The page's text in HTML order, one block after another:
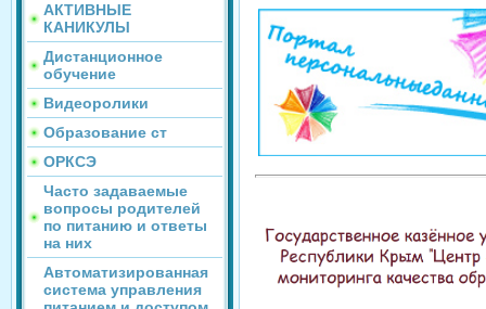
АКТИВНЫЕ
КАНИКУЛЫ
Дистанционное
обучение
Видеоролики
Образование ст
ОРКСЭ
Часто задаваемые
вопросы родителей
по питанию и ответы
на них
Автоматизированная
система управления